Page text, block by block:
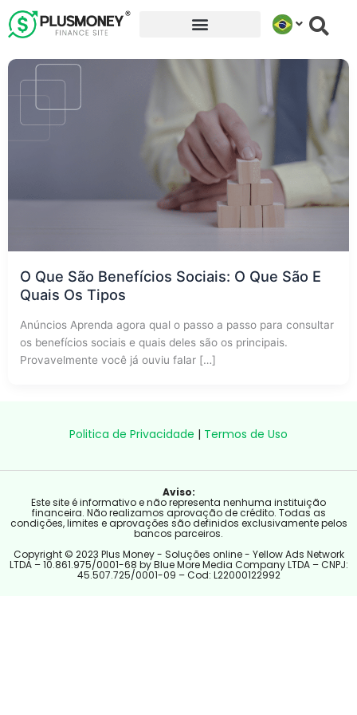
para
conteúdo
O Que São Benefícios Sociais: O Que São E
Quais Os Tipos
Anúncios Aprenda agora qual o passo a passo para consultar
os benefícios sociais e quais deles são os principais.
Provavelmente você já ouviu falar […]
Politica de Privacidade | Termos de Uso
Aviso:
Este site é informativo e não representa nenhuma instituição
financeira. Não realizamos aprovação de crédito. Todas as
condições, limites e aprovações são definidos exclusivamente pelos
bancos parceiros.
Copyright © 2023 Plus Money - Soluções online - Yellow Ads Network
LTDA – 10.861.975/0001-68 by Blue More Media Company LTDA – CNPJ:
45.507.725/0001-09 – Cod: L22000122992